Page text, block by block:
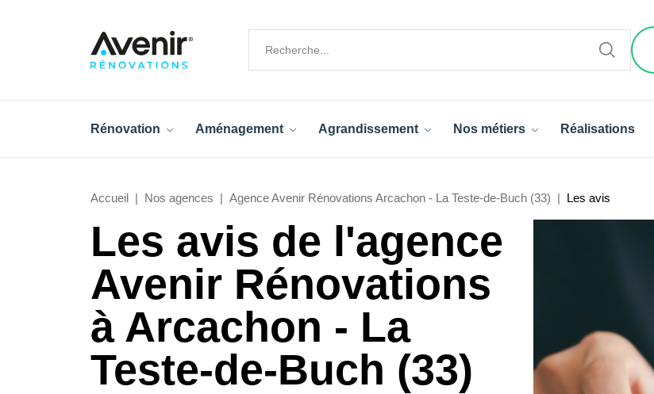
Rénovation Aménagement Agrandissement Nos métiers Réalisations
Accueil Nos agences Agence Avenir Rénovations Arcachon - La Teste-de-Buch (33) Les avis
Les avis de l'agence
Avenir Rénovations
à Arcachon - La
Teste-de-Buch (33)